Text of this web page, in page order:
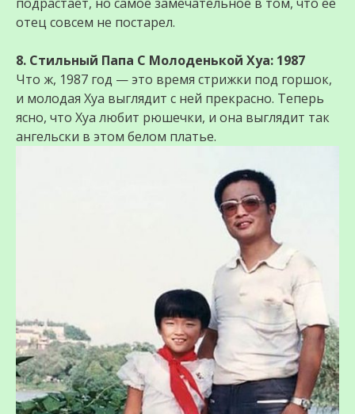
отец совсем не постарел.
8. Стильный Папа С Молоденькой Хуа: 1987
Что ж, 1987 год — это время стрижки под горшок,
и молодая Хуа выглядит с ней прекрасно. Теперь
ясно, что Хуа любит рюшечки, и она выглядит так
ангельски в этом белом платье.